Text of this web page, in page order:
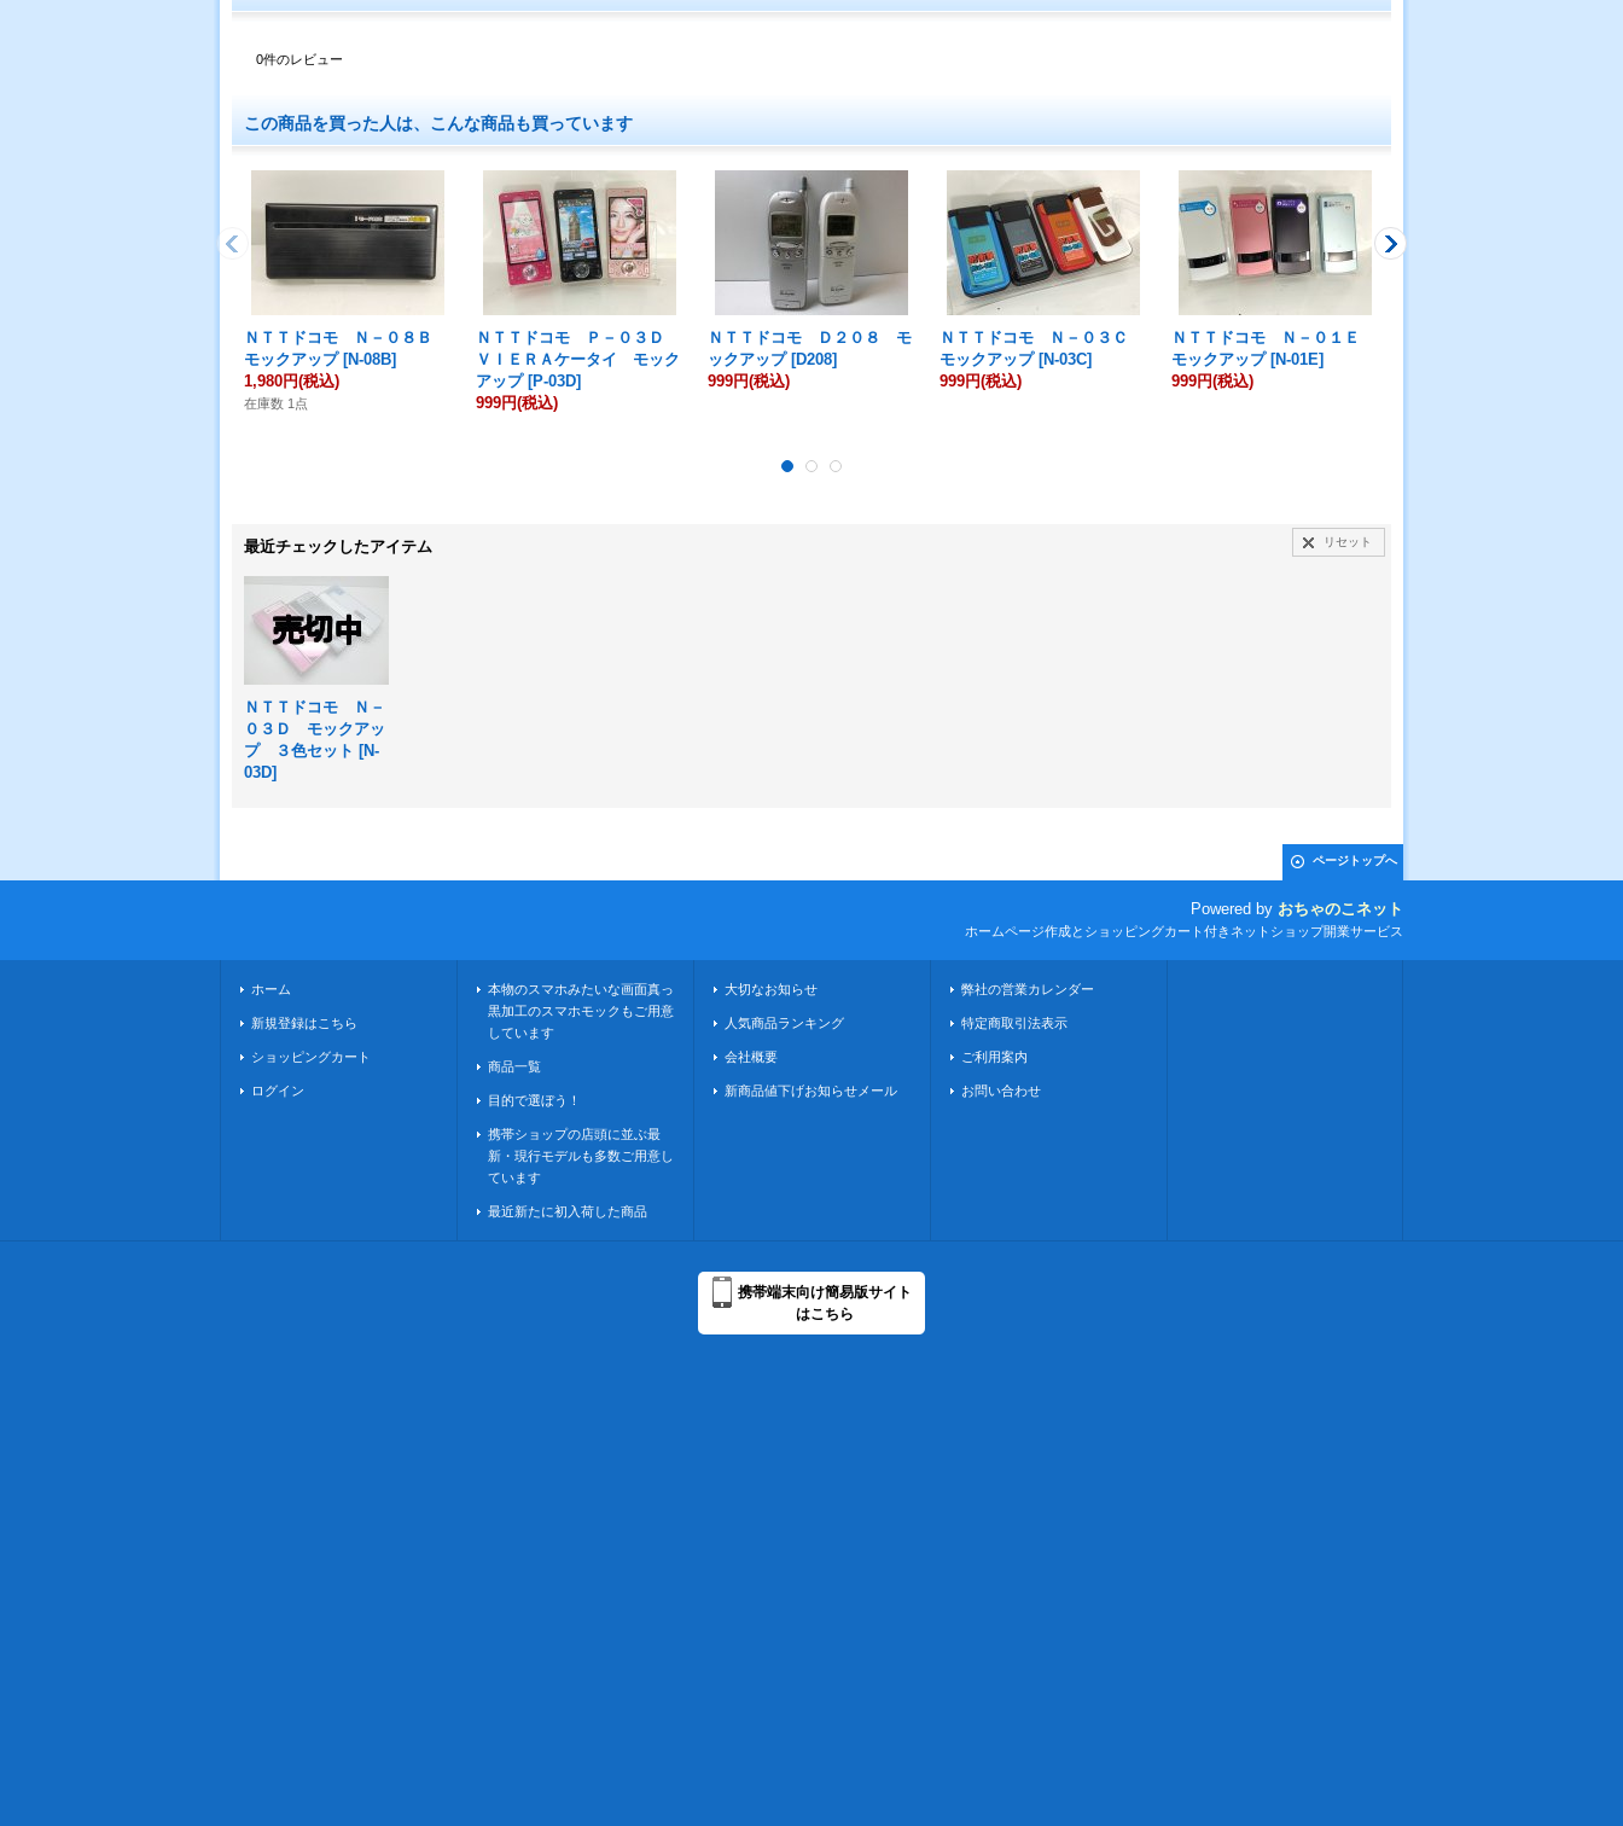
0件のレビュー
この商品を買った人は、こんな商品も買っています
ＮＴＴドコモ Ｎ－０８Ｂ
モックアップ [N-08B]
1,980円(税込)
在庫数 1点
ＮＴＴドコモ Ｐ－０３Ｄ
ＶＩＥＲＡケータイ モック
アップ [P-03D]
999円(税込)
ＮＴＴドコモ Ｄ２０８ モ
ックアップ [D208]
999円(税込)
ＮＴＴドコモ Ｎ－０３Ｃ
モックアップ [N-03C]
999円(税込)
ＮＴＴドコモ Ｎ－０１Ｅ
モックアップ [N-01E]
999円(税込)
最近チェックしたアイテム リセット
ＮＴＴドコモ Ｎ－
０３Ｄ モックアッ
プ ３色セット [N-
03D]
ページトップへ
Powered by おちゃのこネット
ホームページ作成とショッピングカート付きネットショップ開業サービス
ホーム
新規登録はこちら
ショッピングカート
ログイン
本物のスマホみたいな画面真っ
黒加工のスマホモックもご用意
しています
商品一覧
目的で選ぼう！
携帯ショップの店頭に並ぶ最
新・現行モデルも多数ご用意し
ています
最近新たに初入荷した商品
大切なお知らせ
人気商品ランキング
会社概要
新商品値下げお知らせメール
弊社の営業カレンダー
特定商取引法表示
ご利用案内
お問い合わせ
携帯端末向け簡易版サイト
はこちら